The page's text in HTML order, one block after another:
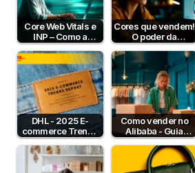
Core Web Vitals e
INP – Como a
Velocidade e
Interatividade do…
Cores que vendem!
O poder da
psicologia da cor
para aumentar…
DHL - 2025 E-
commerce Trends
Report
Como vender no
Alibaba - Guia
Completo para
Empresas B2B em
Portugal